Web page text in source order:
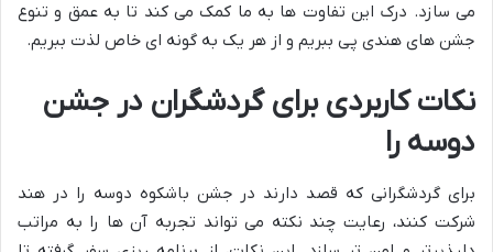
می سازد. درک این تفاوت ها به ما کمک می کند تا به عمق و تنوع
جشن های هندی پی ببریم و از هر یک به گونه ای خاص لذت ببریم.
نکات کاربردی برای گردشگران در جشن
دوسه را
برای گردشگرانی که قصد دارند در جشن باشکوه دوسه را در هند
شرکت کنند، رعایت چند نکته می تواند تجربه آن ها را به مراتب